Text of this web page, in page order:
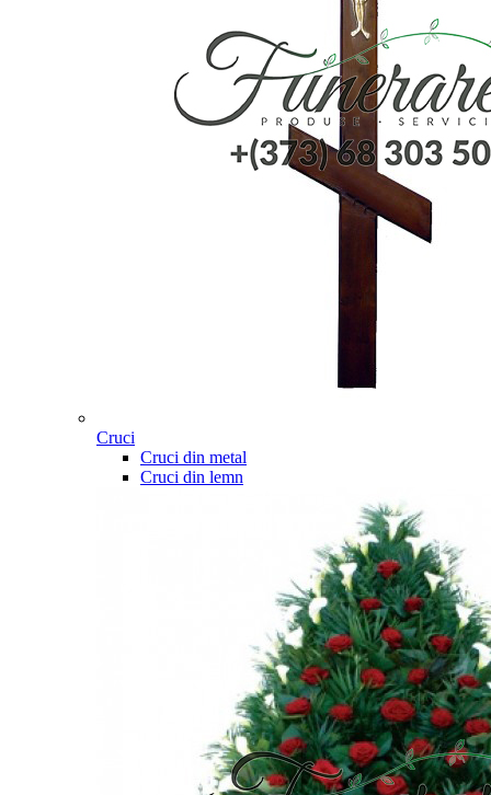
Cruci
Cruci din metal
Cruci din lemn